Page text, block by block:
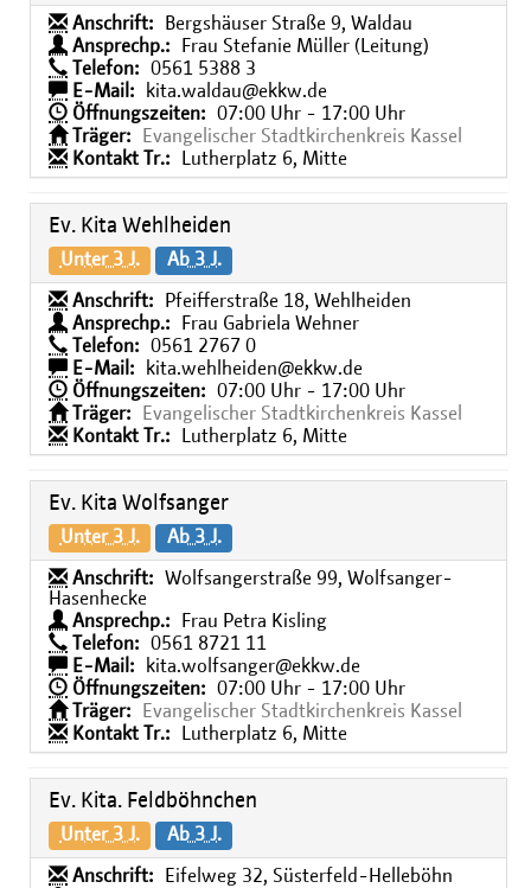
Anschrift:
Bergshäuser Straße 9, Waldau
Ansprechp.:
Frau Stefanie Müller (Leitung)
Telefon:
0561 5388 3
E-Mail:
kita.waldau@ekkw.de
Öffnungszeiten:
07:00 Uhr - 17:00 Uhr
Träger:
Evangelischer Stadtkirchenkreis Kassel
Kontakt Tr.:
Lutherplatz 6, Mitte
Ev. Kita Wehlheiden
Unter 3 J. Ab 3 J.
Anschrift:
Pfeifferstraße 18, Wehlheiden
Ansprechp.:
Frau Gabriela Wehner
Telefon:
0561 2767 0
E-Mail:
kita.wehlheiden@ekkw.de
Öffnungszeiten:
07:00 Uhr - 17:00 Uhr
Träger:
Evangelischer Stadtkirchenkreis Kassel
Kontakt Tr.:
Lutherplatz 6, Mitte
Ev. Kita Wolfsanger
Unter 3 J. Ab 3 J.
Anschrift:
Wolfsangerstraße 99, Wolfsanger-
Hasenhecke
Ansprechp.:
Frau Petra Kisling
Telefon:
0561 8721 11
E-Mail:
kita.wolfsanger@ekkw.de
Öffnungszeiten:
07:00 Uhr - 17:00 Uhr
Träger:
Evangelischer Stadtkirchenkreis Kassel
Kontakt Tr.:
Lutherplatz 6, Mitte
Ev. Kita. Feldböhnchen
Unter 3 J. Ab 3 J.
Anschrift:
Eifelweg 32, Süsterfeld-Helleböhn